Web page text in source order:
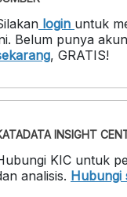
login untuk
. Belum punya
, GRATIS!
INSIGHT
KIC untuk
analisis. Hubungi